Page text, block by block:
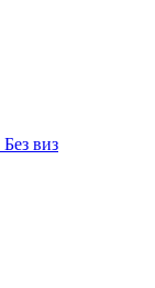
Без виз